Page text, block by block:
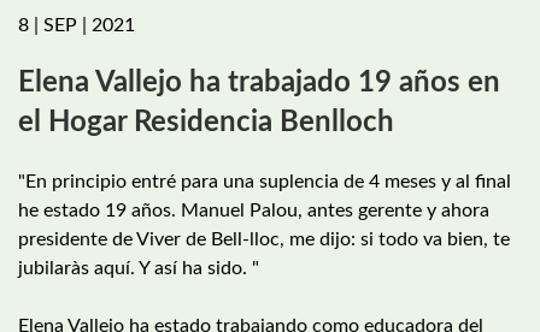
8 | SEP | 2021
Elena Vallejo ha trabajado 19 años en
el Hogar Residencia Benlloch
"En principio entré para una suplencia de 4 meses y al final
he estado 19 años. Manuel Palou, antes gerente y ahora
presidente de Viver de Bell-lloc, me dijo: si todo va bien, te
jubilaràs aquí. Y así ha sido. "
Elena Vallejo ha estado trabajando como educadora del